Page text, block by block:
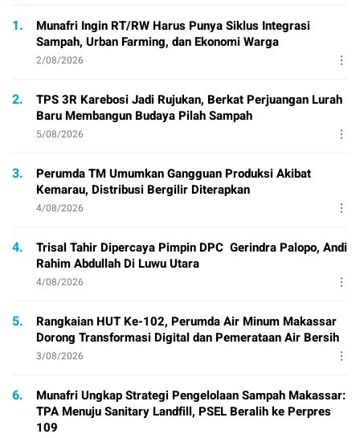
1.
Munafri Ingin RT/RW Harus Punya Siklus Integrasi
Sampah, Urban Farming, dan Ekonomi Warga
2/08/2026
2.
TPS 3R Karebosi Jadi Rujukan, Berkat Perjuangan Lurah
Baru Membangun Budaya Pilah Sampah
5/08/2026
3.
Perumda TM Umumkan Gangguan Produksi Akibat
Kemarau, Distribusi Bergilir Diterapkan
4/08/2026
4.
Trisal Tahir Dipercaya Pimpin DPC Gerindra Palopo, Andi
Rahim Abdullah Di Luwu Utara
4/08/2026
5.
Rangkaian HUT Ke-102, Perumda Air Minum Makassar
Dorong Transformasi Digital dan Pemerataan Air Bersih
3/08/2026
6.
Munafri Ungkap Strategi Pengelolaan Sampah Makassar:
TPA Menuju Sanitary Landfill, PSEL Beralih ke Perpres
109